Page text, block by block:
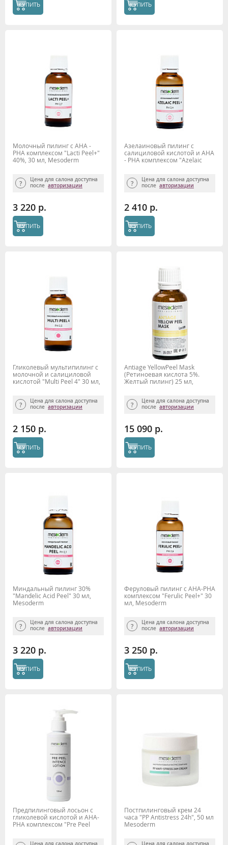
КУПИТЬ КУПИТЬ
Молочный пилинг с АНА -
РНА комплексом "Lacti Peel+"
40%, 30 мл, Mesoderm
Цена для салона доступна
после авторизации
3 220 р.
КУПИТЬ
Азелаиновый пилинг с
салициловой кислотой и АНА
- РНА комплексом "Azelaic
Цена для салона доступна
после авторизации
2 410 р.
КУПИТЬ
Гликолевый мультипилинг с
молочной и салициловой
кислотой "Multi Peel 4" 30 мл,
Цена для салона доступна
после авторизации
2 150 р.
КУПИТЬ
Antiage YellowPeel Mask
(Ретиноевая кислота 5%.
Желтый пилинг) 25 мл,
Цена для салона доступна
после авторизации
15 090 р.
КУПИТЬ
Миндальный пилинг 30%
"Mandelic Acid Peel" 30 мл,
Mesoderm
Цена для салона доступна
после авторизации
3 220 р.
КУПИТЬ
Феруловый пилинг с АНА-РНА
комплексом "Ferulic Peel+" 30
мл, Mesoderm
Цена для салона доступна
после авторизации
3 250 р.
КУПИТЬ
Предпилинговый лосьон с
гликолевой кислотой и АНА-
РНА комплексом "Pre Peel
Постпилинговый крем 24
часа "PP Antistress 24h", 50 мл
Mesoderm